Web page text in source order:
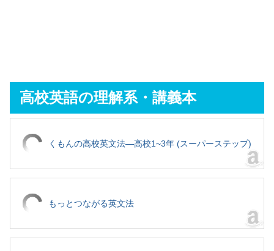
高校英語の理解系・講義本
くもんの高校英文法―高校1~3年 (スーパーステップ)
もっとつながる英文法